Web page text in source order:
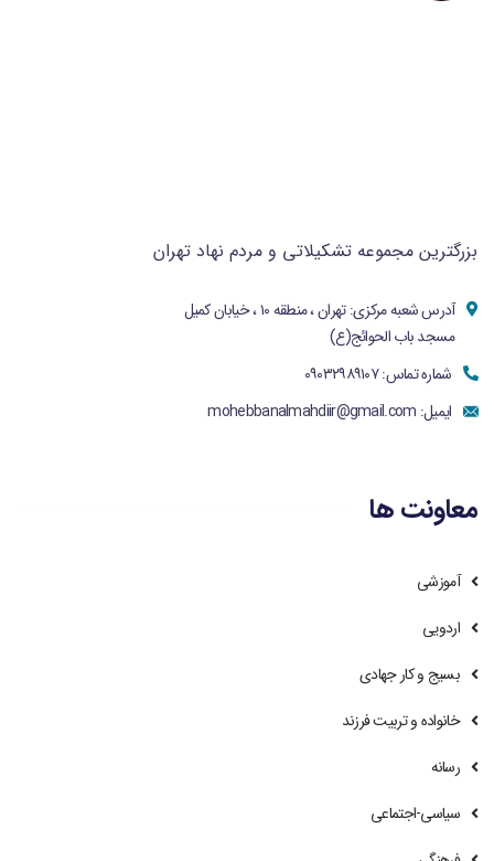
بزرگترین مجموعه تشکیلاتی و مردم نهاد تهران
آدرس شعبه مرکزی: تهران ، منطقه ۱۰ ، خیابان کمیل
مسجد باب الحوائج(ع)
شماره تماس: ۰۹۰۳۲۹۸۹۱۰۷
ایمیل: mohebbanalmahdiir@gmail.com
معاونت ها
آموزشی
اردویی
بسیج و کار جهادی
خانواده و تربیت فرزند
رسانه
سیاسی-اجتماعی